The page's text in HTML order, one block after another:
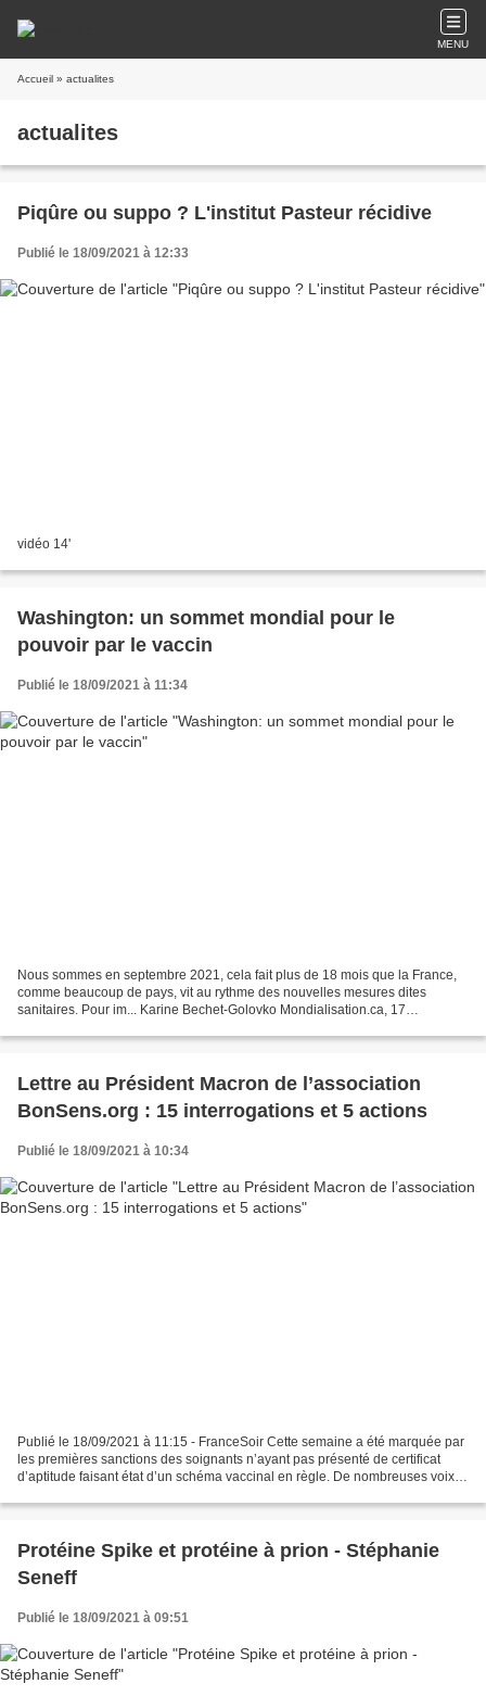
MENU
Accueil » actualites
actualites
Piqûre ou suppo ? L'institut Pasteur récidive
Publié le 18/09/2021 à 12:33
vidéo 14'
Washington: un sommet mondial pour le
pouvoir par le vaccin
Publié le 18/09/2021 à 11:34
Nous sommes en septembre 2021, cela fait plus de 18 mois que la France,
comme beaucoup de pays, vit au rythme des nouvelles mesures dites
sanitaires. Pour im... Karine Bechet-Golovko Mondialisation.ca, 17
Lettre au Président Macron de l’association
BonSens.org : 15 interrogations et 5 actions
Publié le 18/09/2021 à 10:34
Publié le 18/09/2021 à 11:15 - FranceSoir Cette semaine a été marquée par
les premières sanctions des soignants n’ayant pas présenté de certificat
d’aptitude faisant état d’un schéma vaccinal en règle. De nombreuses voix
Protéine Spike et protéine à prion - Stéphanie
Seneff
Publié le 18/09/2021 à 09:51